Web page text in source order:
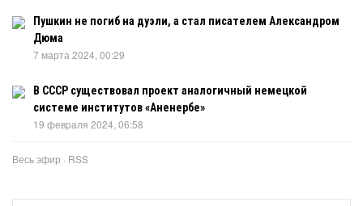
Пушкин не погиб на дуэли, а стал писателем Александром
Дюма
7 марта 2024, 00:29
В СССР существовал проект аналогичный немецкой
системе институтов «Аненербе»
19 февраля 2024, 06:58
Весь эфир · RSS